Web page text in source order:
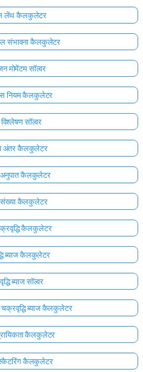
लेंथ कैलकुलेटर
संभावना कैलकुलेटर
मोमेंटम सॉल्वर
नियम कैलकुलेटर
सॉल्वर
अंतर कैलकुलेटर
अनुपात कैलकुलेटर
संख्या कैलकुलेटर
कैलकुलेटर
ब्याज कैलकुलेटर
ब्याज सॉल्वर
ब्याज कैलकुलेटर
कैलकुलेटर
स्कैटरिंग कैलकुलेटर